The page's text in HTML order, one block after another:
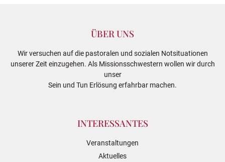
ÜBER UNS
Wir versuchen auf die pastoralen und sozialen Notsituationen
unserer Zeit einzugehen. Als Missionsschwestern wollen wir durch
unser
Sein und Tun Erlösung erfahrbar machen.
INTERESSANTES
Veranstaltungen
Aktuelles